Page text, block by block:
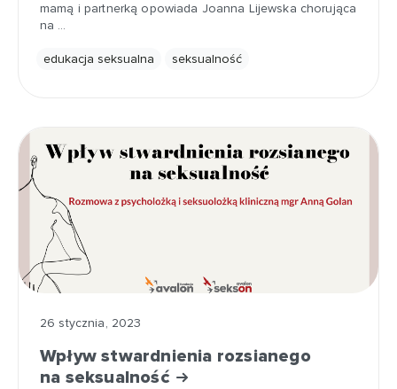
mamą i partnerką opowiada Joanna Lijewska chorująca
na …
edukacja seksualna seksualność
26 stycznia, 2023
Wpływ stwardnienia rozsianego
na seksualność